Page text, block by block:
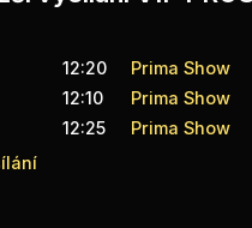
12:20 Prima Show
12:10 Prima Show
12:25 Prima Show